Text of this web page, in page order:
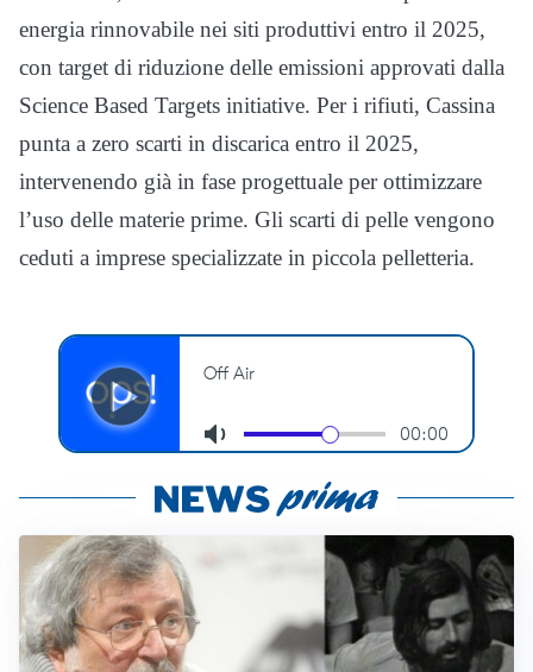
energia rinnovabile nei siti produttivi entro il 2025,
con target di riduzione delle emissioni approvati dalla
Science Based Targets initiative. Per i rifiuti, Cassina
punta a zero scarti in discarica entro il 2025,
intervenendo già in fase progettuale per ottimizzare
l’uso delle materie prime. Gli scarti di pelle vengono
ceduti a imprese specializzate in piccola pelletteria.